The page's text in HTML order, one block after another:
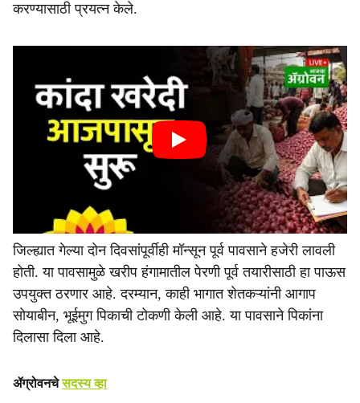
करण्यासाठी प्रयत्न केले.
जिल्ह्यात गेल्या दोन दिवसांपूर्वीही मॉन्सून पूर्व पावसाने हजेरी लावली
होती. या पावसामुळे खरीप हंगामातील पेरणी पूर्व तयारीसाठी हा पाऊस
उपयुक्त ठरणार आहे. दरम्यान, काही भागात शेतकऱ्यांनी आगाप
सोयाबीन, भूईमुग पिकाची टोकणी केली आहे. या पावसाने पिकांना
दिलासा दिला आहे.
ॲग्रोवनचेसदस्य व्हा